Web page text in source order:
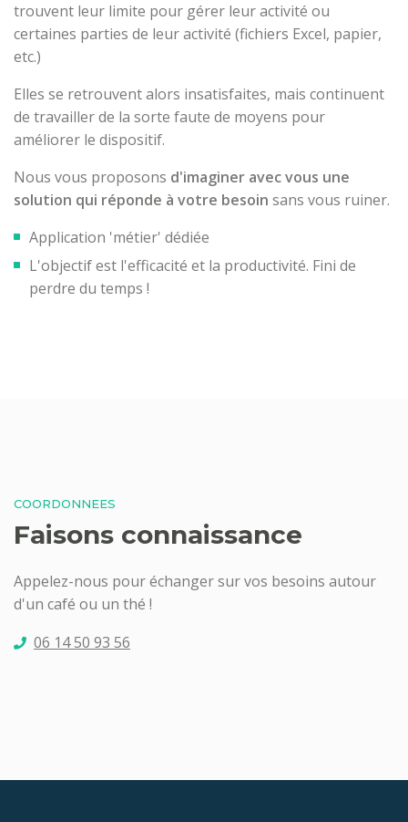
trouvent leur limite pour gérer leur activité ou
certaines parties de leur activité (fichiers Excel, papier,
etc.)
Elles se retrouvent alors insatisfaites, mais continuent
de travailler de la sorte faute de moyens pour
améliorer le dispositif.
Nous vous proposons d'imaginer avec vous une
solution qui réponde à votre besoin sans vous ruiner.
Application 'métier' dédiée
L'objectif est l'efficacité et la productivité. Fini de
perdre du temps !
COORDONNEES
Faisons connaissance
Appelez-nous pour échanger sur vos besoins autour
d'un café ou un thé !
06 14 50 93 56